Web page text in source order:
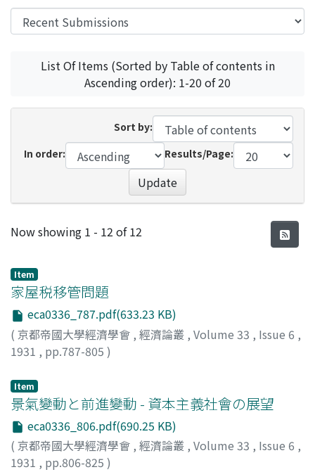
List Of Items (Sorted by Table of contents in
Ascending order): 1-20 of 20
Sort by:
In order:
Results/Page:
Update
Recent Submissions
Now showing 1 - 12 of 12
Item
家屋税移管問題
eca0336_787.pdf(633.23 KB)
( 京都帝國大學經濟學會 , 經濟論叢 , Volume 33 , Issue 6 ,
1931 , pp.787-805 )
Item
景氣變動と前進變動 - 資本主義社會の展望
eca0336_806.pdf(690.25 KB)
( 京都帝國大學經濟學會 , 經濟論叢 , Volume 33 , Issue 6 ,
1931 , pp.806-825 )